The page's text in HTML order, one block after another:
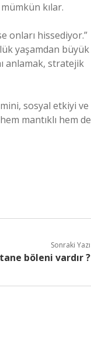
kılar.
onları hissediyor.”
yaşamdan büyük
anlamak, stratejik
sosyal etkiyi ve
mantıklı hem de
Sonraki Yazı
böleni vardır ?